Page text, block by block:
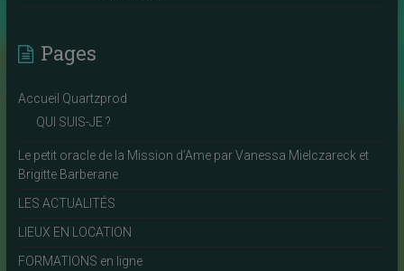
Pages
Accueil Quartzprod
QUI SUIS-JE ?
Le petit oracle de la Mission d’Ame par Vanessa Mielczareck et
Brigitte Barberane
LES ACTUALITÉS
LIEUX EN LOCATION
FORMATIONS en ligne